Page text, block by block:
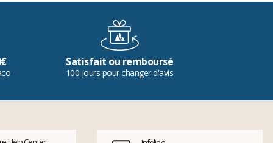
Satisfait ou remboursé
100 jours pour changer d'avis